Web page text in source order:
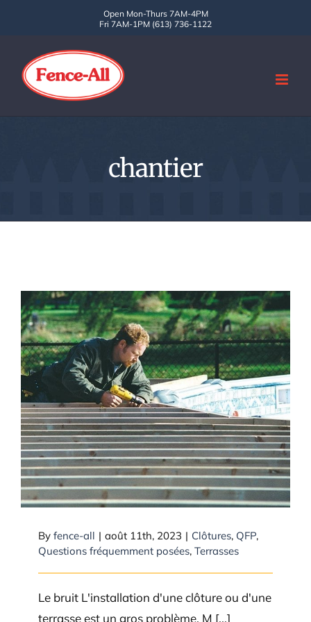
Open Mon-Thurs 7AM-4PM
Fri 7AM-1PM (613) 736-1122
chantier
À quel niveau de bruit et de
dégâts puis-je m’attendre avec
une clôture ou une terrasse?
By fence-all | août 11th, 2023 | Clôtures, QFP,
Questions fréquemment posées, Terrasses
Le bruit L'installation d'une clôture ou d'une
terrasse est un gros problème. M [...]